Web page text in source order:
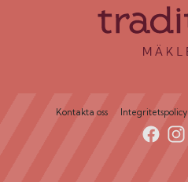
Kontakta oss Integritetspolicy